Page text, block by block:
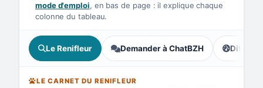
mode d'emploi, en bas de page : il explique chaque
colonne du tableau.
Le Renifleur Demander à ChatBZH ,
LE CARNET DU RENIFLEUR